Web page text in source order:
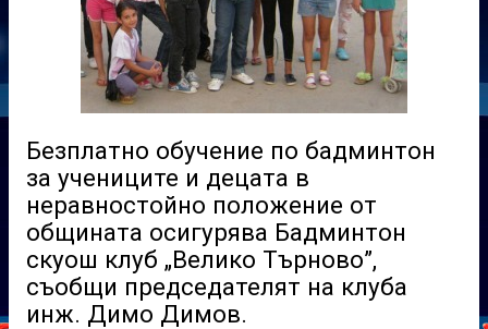
Безплатно обучение по бадминтон
за учениците и децата в
неравностойно положение от
общината осигурява Бадминтон
скуош клуб „Велико Търново”,
съобщи председателят на клуба
инж. Димо Димов.